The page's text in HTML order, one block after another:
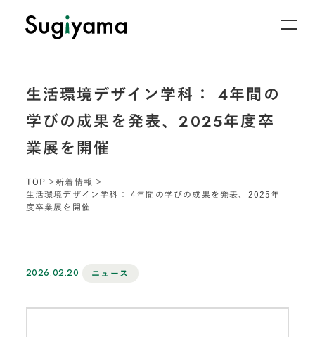
生活環境デザイン学科： 4年間の
学びの成果を発表、2025年度卒
業展を開催
TOP
新着情報
生活環境デザイン学科： 4年間の学びの成果を発表、2025年
度卒業展を開催
2026.02.20 ニュース